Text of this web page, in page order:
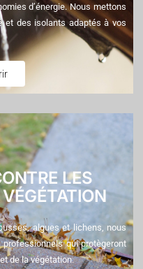
d’énergie. Nous mettons
et des isolants adaptés à vos
LES
algues et lichens, nous
qui protègeront
de la végétation.